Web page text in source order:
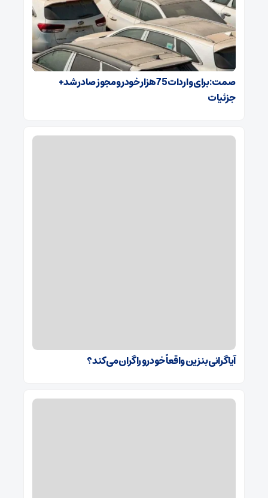
صمت: برای واردات 75هزار خودرو مجوز صادر شد+
جزئیات
آیا گرانی بنزین واقعاً خودرو را گران می‌کند؟